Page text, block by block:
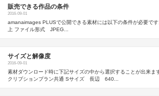
販売できる作品の条件
2016-09-01
amanaimages PLUSで公開できる素材には以下の条件が必要で
上 ファイル形式 JPEG...
サイズと解像度
2016-09-01
素材ダウンロード時に下記サイズの中から選択することが出来ま
クリプションプラン共通 Sサイズ 長辺 640...